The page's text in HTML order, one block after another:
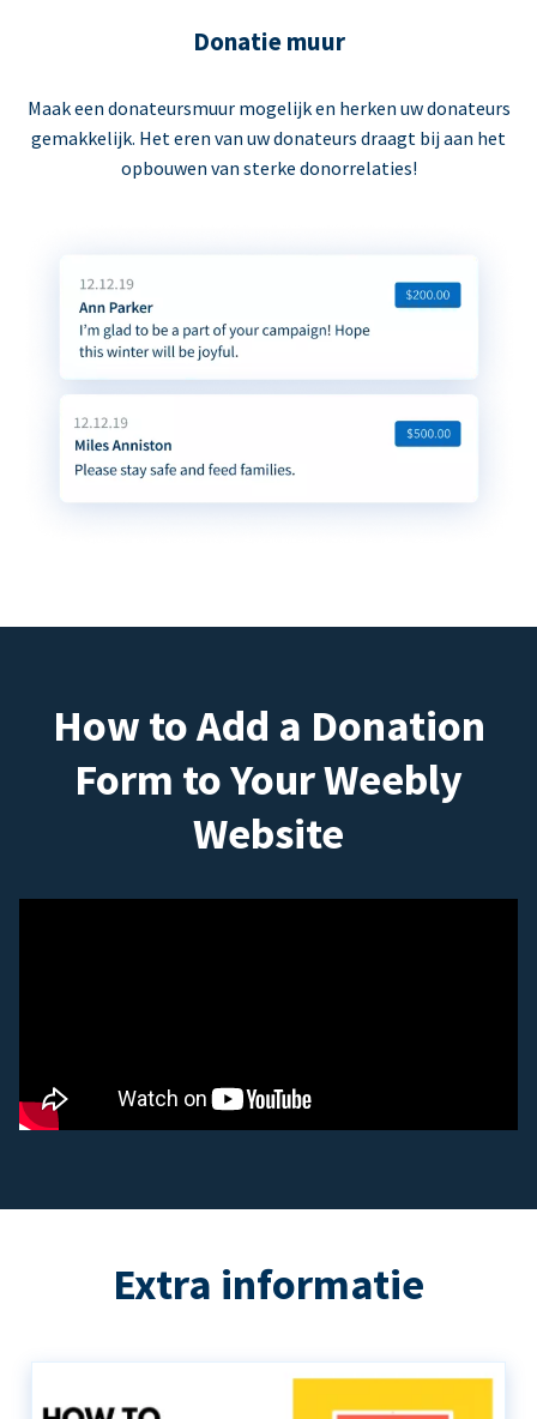
Donatie muur
Maak een donateursmuur mogelijk en herken uw donateurs
gemakkelijk. Het eren van uw donateurs draagt bij aan het
opbouwen van sterke donorrelaties!
How to Add a Donation
Form to Your Weebly
Website
Extra informatie